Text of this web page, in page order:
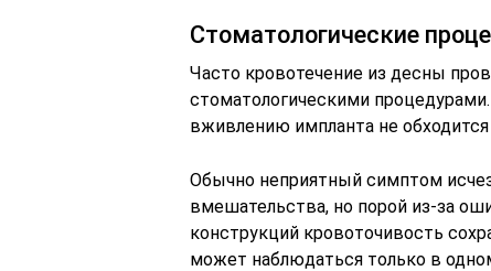
Стоматологические
Часто кровотечение из десны
стоматологическими
вживлению импланта не
Обычно неприятный симптом
вмешательства, но порой из-за
конструкций кровоточивость
может наблюдаться только в